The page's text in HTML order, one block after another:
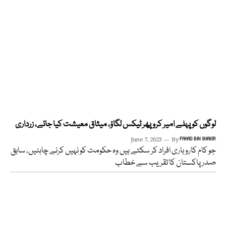
لوگوں کو پہلے امیر کرو پھر ٹیکس لگاؤ، میثاق معیشت کیا جائے، زرداری
June 7, 2023 ByFAHAD BIN SHAKIR
جو کام کاروباری افراد کر سکتے ہیں وہ حکومت کو نہیں کرنے چاہئیں، سابق
صدر پاکستان کا تقریب سے خطاب